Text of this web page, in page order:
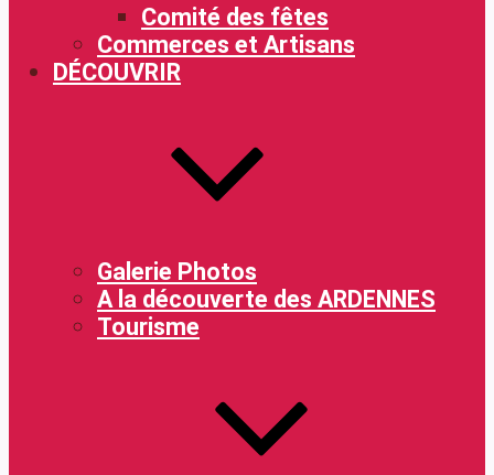
Comité des fêtes
Commerces et Artisans
DÉCOUVRIR
Galerie Photos
A la découverte des ARDENNES
Tourisme